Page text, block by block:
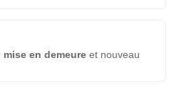
mise en demeure et nouveau